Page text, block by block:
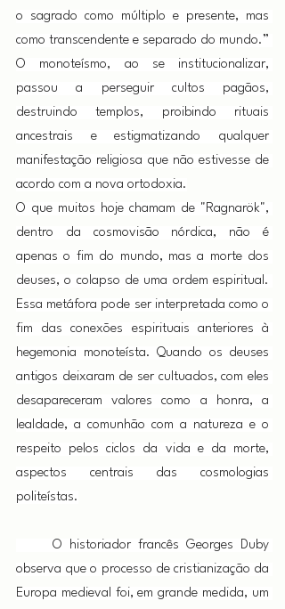
o sagrado como múltiplo e presente, mas
como transcendente e separado do mundo.”
O monoteísmo, ao se institucionalizar,
passou a perseguir cultos pagãos,
destruindo templos, proibindo rituais
ancestrais e estigmatizando qualquer
manifestação religiosa que não estivesse de
acordo com a nova ortodoxia.
O que muitos hoje chamam de "Ragnarök",
dentro da cosmovisão nórdica, não é
apenas o fim do mundo, mas a morte dos
deuses, o colapso de uma ordem espiritual.
Essa metáfora pode ser interpretada como o
fim das conexões espirituais anteriores à
hegemonia monoteísta. Quando os deuses
antigos deixaram de ser cultuados, com eles
desapareceram valores como a honra, a
lealdade, a comunhão com a natureza e o
respeito pelos ciclos da vida e da morte,
aspectos centrais das cosmologias
politeístas.
O historiador francês Georges Duby
observa que o processo de cristianização da
Europa medieval foi, em grande medida, um